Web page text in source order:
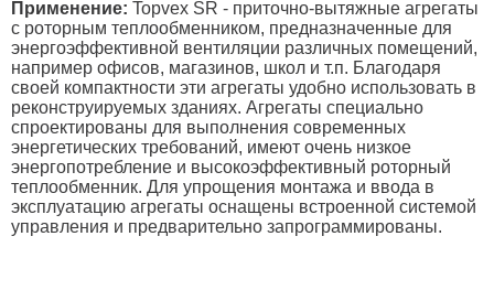
Применение: Topvex SR - приточно-вытяжные агрегаты
с роторным теплообменником, предназначенные для
энергоэффективной вентиляции различных помещений,
например офисов, магазинов, школ и т.п. Благодаря
своей компактности эти агрегаты удобно использовать в
реконструируемых зданиях. Агрегаты специально
спроектированы для выполнения современных
энергетических требований, имеют очень низкое
энергопотребление и высокоэффективный роторный
теплообменник. Для упрощения монтажа и ввода в
эксплуатацию агрегаты оснащены встроенной системой
управления и предварительно запрограммированы.